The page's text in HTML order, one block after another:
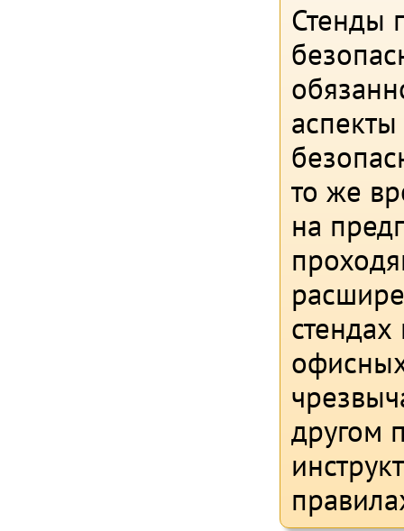
Стенды
то же
на
другом